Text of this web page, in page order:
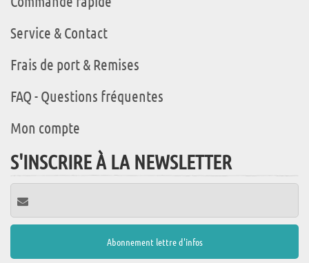
Service & Contact
Frais de port & Remises
FAQ - Questions fréquentes
Mon compte
S'INSCRIRE À LA NEWSLETTER